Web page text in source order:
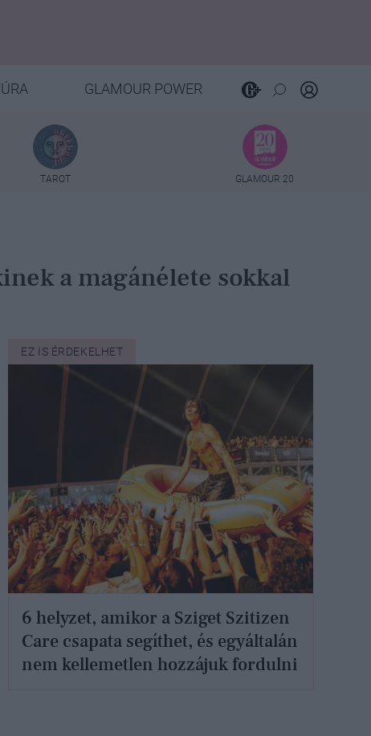
GLAMOUR POWER
TAROT GLAMOUR 20
a magánélete sokkal
EZ IS ÉRDEKELHET
6 helyzet, amikor a Sziget Szitizen
Care csapata segíthet, és egyáltalán
nem kellemetlen hozzájuk fordulni